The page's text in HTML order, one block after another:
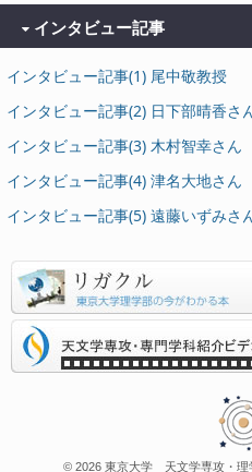
インタビュー記事
インタビュー記事(1) 尾中敬教授
インタビュー記事(2) 日下部晴香さ
インタビュー記事(3) 木村智幸さん
インタビュー記事(4) 津名大地さん
インタビュー記事(5) 遠藤いずみさ
© 2026 東京大学 天文学専攻・理